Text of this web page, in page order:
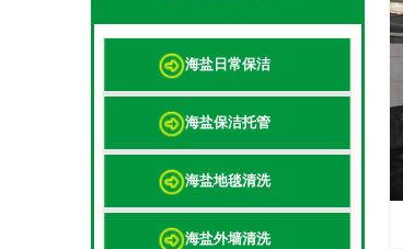
海盐日常保洁
海盐保洁托管
海盐地毯清洗
海盐外墙清洗